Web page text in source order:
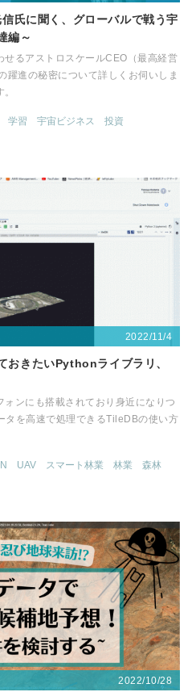
氏に聞く、グローバルで戦う宇
編～
るアストロスケールCEO（最高経営
躍進の秘密について詳しくお伺いしま
学習 宇宙ビジネス 投資
2022/11/4
おきたいPythonライブラリ、
ンにも搭載されており身近になりつ
を高速で処理できるTileDBの使い方
UAV スマート林業 林業 森林
2022/10/28